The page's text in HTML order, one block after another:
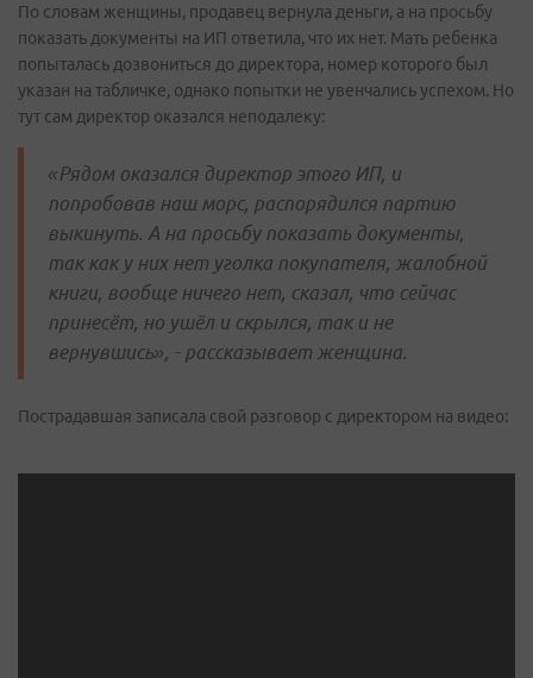
По словам женщины, продавец вернула деньги, а на просьбу
показать документы на ИП ответила, что их нет. Мать ребенка
попыталась дозвониться до директора, номер которого был
указан на табличке, однако попытки не увенчались успехом. Но
тут сам директор оказался неподалеку:
«Рядом оказался директор этого ИП, и
попробовав наш морс, распорядился партию
выкинуть. А на просьбу показать документы,
так как у них нет уголка покупателя, жалобной
книги, вообще ничего нет, сказал, что сейчас
принесёт, но ушёл и скрылся, так и не
вернувшись», - рассказывает женщина.
Пострадавшая записала свой разговор с директором на видео: